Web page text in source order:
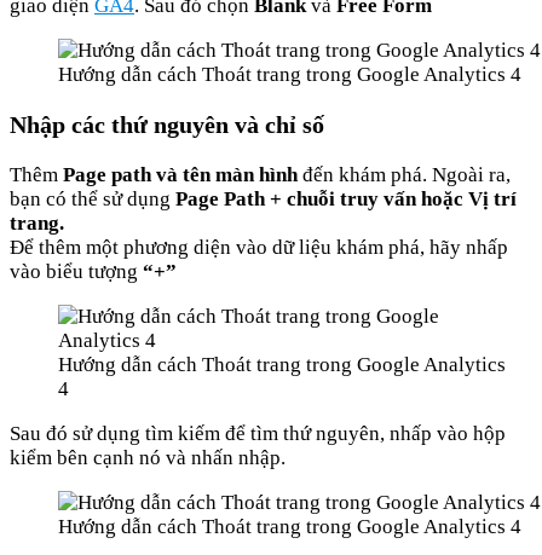
giao diện GA4. Sau đó chọn Blank và Free Form
Hướng dẫn cách Thoát trang trong Google Analytics 4
Nhập các thứ nguyên và chỉ số
Thêm Page path và tên màn hình đến khám phá. Ngoài ra,
bạn có thể sử dụng Page Path + chuỗi truy vấn hoặc Vị trí
trang.
Để thêm một phương diện vào dữ liệu khám phá, hãy nhấp
vào biểu tượng “+”
Hướng dẫn cách Thoát trang trong Google Analytics
4
Sau đó sử dụng tìm kiếm để tìm thứ nguyên, nhấp vào hộp
kiểm bên cạnh nó và nhấn nhập.
Hướng dẫn cách Thoát trang trong Google Analytics 4